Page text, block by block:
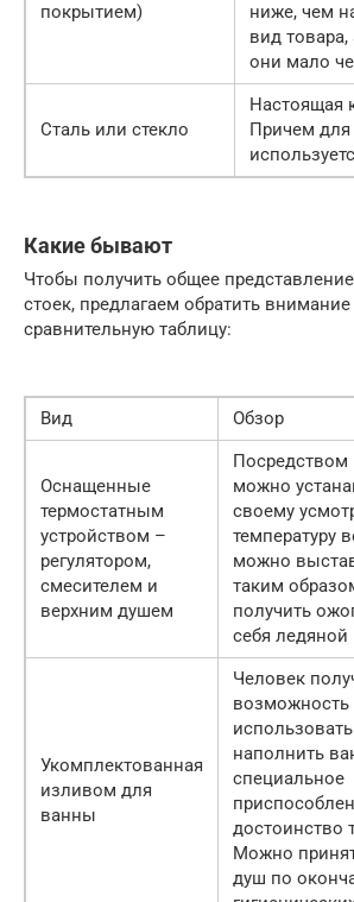
покрытием)
ниже, чем
вид
они мало
Сталь или стекло
Настоящая
Причем для
Какие бывают
Чтобы получить общее
стоек, предлагаем обратить
сравнительную таблицу:
Вид Обзор
Оснащенные
термостатным
устройством –
регулятором,
смесителем и
верхним душем
Посредством
можно
своему
температуру
можно
таким
получить
себя ледяной
Укомплектованная
изливом для
ванны
Человек
возможность
наполнить
специальное
достоинство
Можно
душ по